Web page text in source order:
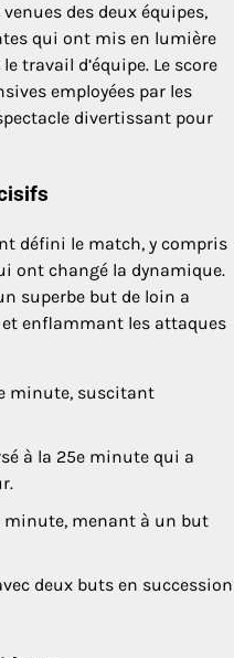
des deux équipes,
qui ont mis en lumière
travail d’équipe. Le score
employées par les
divertissant pour
défini le match, y compris
ont changé la dynamique.
superbe but de loin a
enflammant les attaques
minute, suscitant
à la 25e minute qui a
minute, menant à un but
deux buts en succession